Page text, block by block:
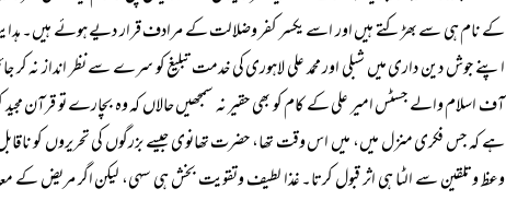
کے نام ہی سے بھڑکتے ہیں اور اسے یکسر کفر وضلالت کے مرادف قرار دیے ہوئے ہیں۔ ہدایت
اپنے جوش دین داری میں شبلی اور محمد علی لاہوری کی خدمت تبلیغ کو سرے سے نظر انداز نہ
آف اسلام والے جسٹس امیر علی کے کام کو بھی حقیر نہ سمجھیں حالاں کہ وہ بچارے تو قرآن مجید
ہے کہ جس فکری منزل میں، میں اس وقت تھا، حضرت تھانوی جیسے بزرگوں کی تحریروں کو
وعظ وتلقین سے الٹا ہی اثر قبول کرتا۔ غذا لطیف وتقویت بخش ہی سہی، لیکن اگر مریض کے